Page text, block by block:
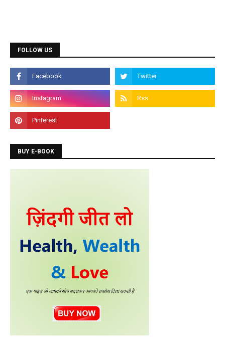
Programming Courses
Admission is going on for Programming Languages
like C, C++, Java, .Net, PHP, Python etc.
FOLLOW US
BUY E-BOOK